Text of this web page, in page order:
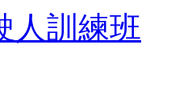
人訓練班